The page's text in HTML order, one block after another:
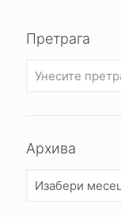
Претрага
Архива